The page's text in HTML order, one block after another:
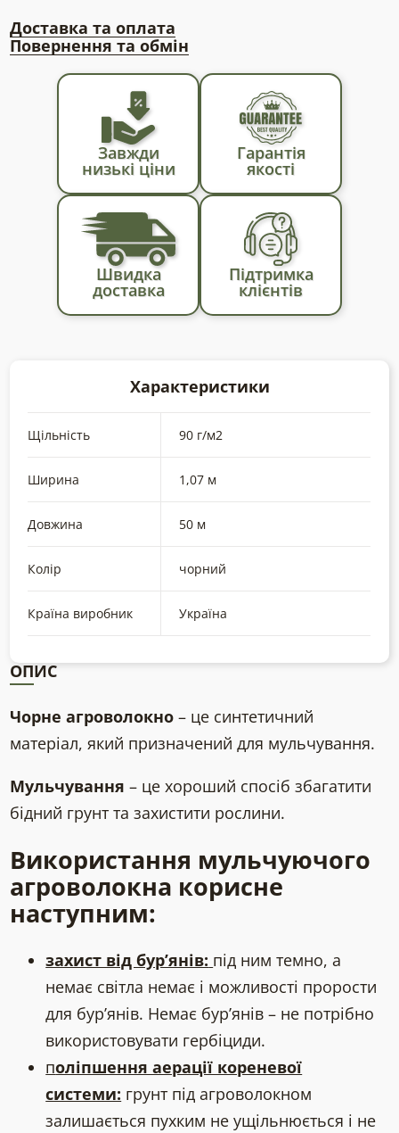
Доставка та оплата
Повернення та обмін
Завжди
низькі ціни
Гарантія
якості
Швидка
доставка
Підтримка
клієнтів
ОПИС
Чорне агроволокно – це синтетичний
матеріал, який призначений для мульчування.
Мульчування – це хороший спосіб збагатити
бідний грунт та захистити рослини.
Використання мульчуючого
агроволокна корисне
наступним:
захист від бур’янів: під ним темно, а
немає світла немає і можливості прорости
для бур’янів. Немає бур’янів – не потрібно
використовувати гербіциди.
поліпшення аерації кореневої
системи: грунт під агроволокном
залишається пухким не ущільнюється і не
Характеристики
Щільність 90 г/м2
Ширина 1,07 м
Довжина 50 м
Колір чорний
Країна виробник Україна